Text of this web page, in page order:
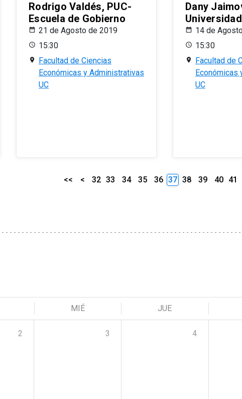
Rodrigo Valdés, PUC-
Escuela de Gobierno
21 de Agosto de 2019
15:30
Facultad de Ciencias
Económicas y Administrativas
UC
Dany
14 de
15:30
Facultad de
Económicas
UC
<< < 32 33 34 35 36 37 38 39 40 41
MIÉ JUE
2 3 4